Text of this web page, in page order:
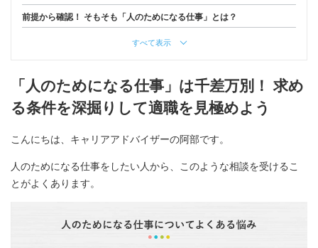
前提から確認！ そもそも「人のためになる仕事」とは？
すべて表示
「人のためになる仕事」は千差万別！ 求め
る条件を深掘りして適職を見極めよう
こんにちは、キャリアアドバイザーの阿部です。
人のためになる仕事をしたい人から、このような相談を受けるこ
とがよくあります。